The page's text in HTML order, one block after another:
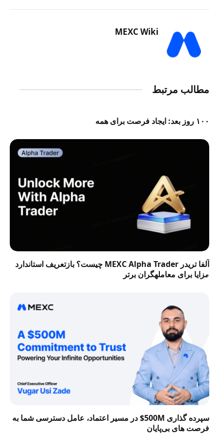
MEXC Wiki
مطالب مرتبط
۱۰۰ روز بعد: ایجاد فرصت برای همه
آلفا تریدر MEXC Alpha Trader چیست؟ بازتعریف استاندارد
مزایا برای معاملهگران برتر
سپرده گذاری 500M$ در مسیر اعتماد، عامل دسترسی شما به
فرصت‌ های بی‌پایان